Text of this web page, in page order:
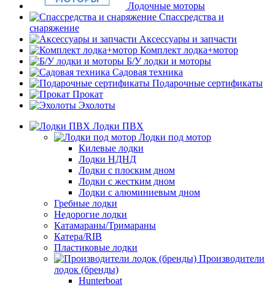
Лодочные моторы
Спассредства и
снаряжение
Аксессуары и запчасти
Комплект лодка+мотор
Б/У лодки и моторы
Садовая техника
Подарочные сертификаты
Прокат
Эхолоты
Лодки ПВХ
Лодки под мотор
Килевые лодки
Лодки НДНД
Лодки с плоским дном
Лодки с жестким дном
Лодки с алюминиевым дном
Гребные лодки
Недорогие лодки
Катамараны/Тримараны
Катера/RIB
Пластиковые лодки
Производители
лодок (бренды)
Hunterboat